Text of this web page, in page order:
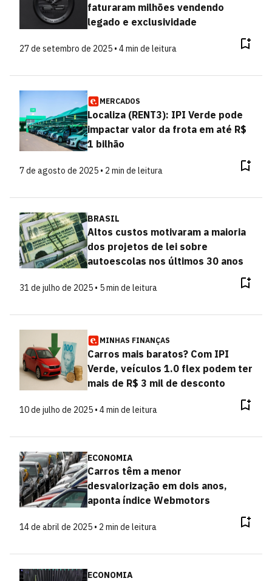
faturaram milhões vendendo
legado e exclusividade
27 de setembro de 2025 • 4 min de leitura
MERCADOS
Localiza (RENT3): IPI Verde pode
impactar valor da frota em até R$
1 bilhão
7 de agosto de 2025 • 2 min de leitura
BRASIL
Altos custos motivaram a maioria
dos projetos de lei sobre
autoescolas nos últimos 30 anos
31 de julho de 2025 • 5 min de leitura
MINHAS FINANÇAS
Carros mais baratos? Com IPI
Verde, veículos 1.0 flex podem ter
mais de R$ 3 mil de desconto
10 de julho de 2025 • 4 min de leitura
ECONOMIA
Carros têm a menor
desvalorização em dois anos,
aponta índice Webmotors
14 de abril de 2025 • 2 min de leitura
ECONOMIA